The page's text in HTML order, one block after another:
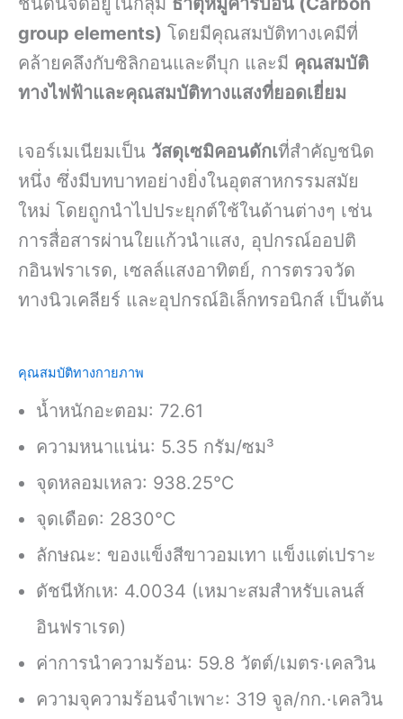
group elements) โดยมีคุณสมบัติทางเคมีที่
คล้ายคลึงกับซิลิกอนและดีบุก และมี คุณสมบัติ
ทางไฟฟ้าและคุณสมบัติทางแสงที่ยอดเยี่ยม
เจอร์เมเนียมเป็น วัสดุเซมิคอนดักเที่สำคัญชนิด
หนึ่ง ซึ่งมีบทบาทอย่างยิ่งในอุตสาหกรรมสมัย
ใหม่ โดยถูกนำไปประยุกต์ใช้ในด้านต่างๆ เช่น
การสื่อสารผ่านใยแก้วนำแสง, อุปกรณ์ออปติ
กอินฟราเรด, เซลล์แสงอาทิตย์, การตรวจวัด
ทางนิวเคลียร์ และอุปกรณ์อิเล็กทรอนิกส์ เป็นต้น
คุณสมบัติทางกายภาพ
น้ำหนักอะตอม: 72.61
ความหนาแน่น: 5.35 กรัม/ซม³
จุดหลอมเหลว: 938.25℃
จุดเดือด: 2830℃
ลักษณะ: ของแข็งสีขาวอมเทา แข็งแต่เปราะ
ดัชนีหักเห: 4.0034 (เหมาะสมสำหรับเลนส์
อินฟราเรด)
ค่าการนำความร้อน: 59.8 วัตต์/เมตร·เคลวิน
ความจุความร้อนจำเพาะ: 319 จูล/กก.·เคลวิน